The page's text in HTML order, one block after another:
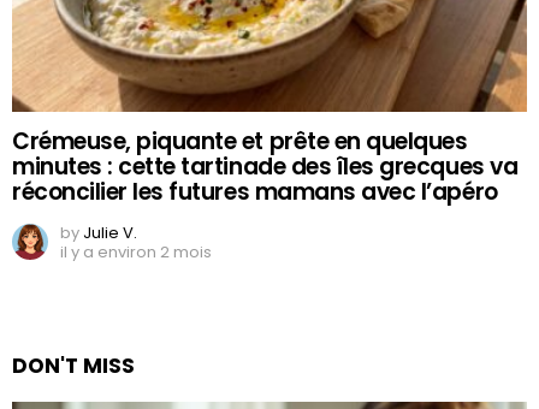
Crémeuse, piquante et prête en quelques
minutes : cette tartinade des îles grecques va
réconcilier les futures mamans avec l’apéro
by Julie V.
il y a environ 2 mois
DON'T MISS